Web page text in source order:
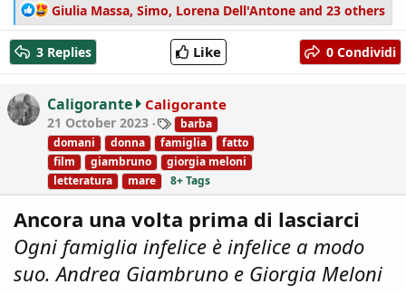
R
e
a
c
t
i
o
n
s
:
Giulia Massa, Simo, Lorena Dell'Antone and 23 others
3 Replies Like 0 Condividi
Caligorante Caligorante
21 October 2023
T
a
g
s
barba
domani
donna famiglia
fatto
film
giambruno
giorgia meloni
letteratura
mare 8+ Tags
Ancora una volta prima di lasciarci
Ogni famiglia infelice è infelice a modo
suo. Andrea Giambruno e Giorgia Meloni